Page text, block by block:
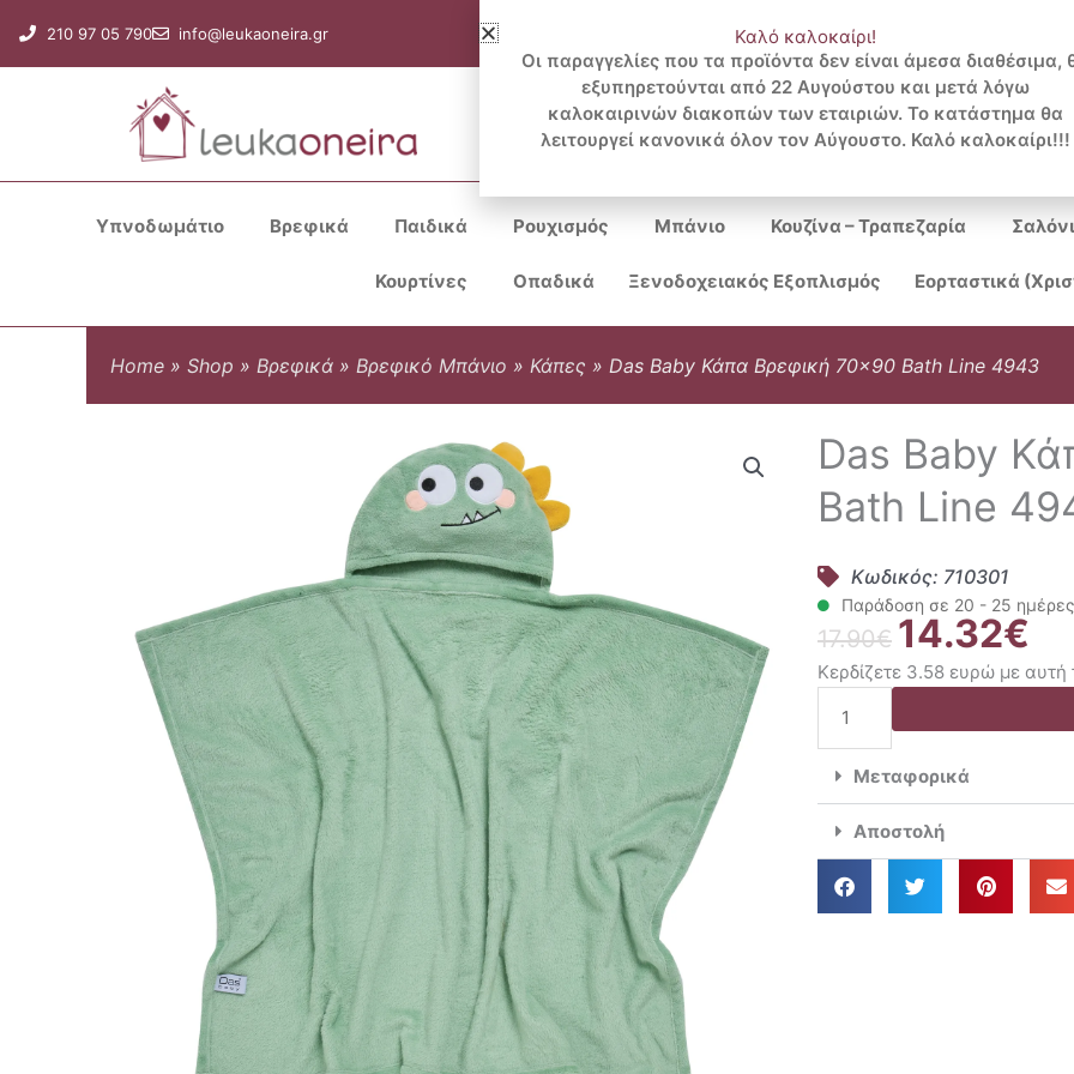
στο
περιεχόμενο
210 97 05 790 info@leukaoneira.gr
Search
...
Υπνοδωμάτιο Βρεφικά Παιδικά Ρουχισμός Μπάνιο Κουζίνα – Τραπεζαρία Σαλόνι
Κουρτίνες Οπαδικά Ξενοδοχειακός Εξοπλισμός Εορταστικά
Home » Shop » Βρεφικά » Βρεφικό Μπάνιο » Κάπες » Das Baby Κάπα Βρεφική 70×90 Bath Line 4943
Das Baby
Bath Line
Κωδικός: 710301
Παράδοση σε 20 - 25 ημέρες
17.90€ Original
price
was:
14.32€
Κερδίζετε 3.58 ευρώ με
Baby
Κάπα
Βρεφική
Bath
Line
4943
Μεταφορικά
Αποστολή
Καλό καλοκαίρι!
Οι παραγγελίες που τα προϊόντα δεν είναι άμεσα διαθέσιμα,
εξυπηρετούνται από 22 Αυγούστου και μετά λόγω
καλοκαιρινών διακοπών των εταιριών. Το κατάστημα θα
λειτουργεί κανονικά όλον τον Αύγουστο. Καλό καλοκαίρι!!!